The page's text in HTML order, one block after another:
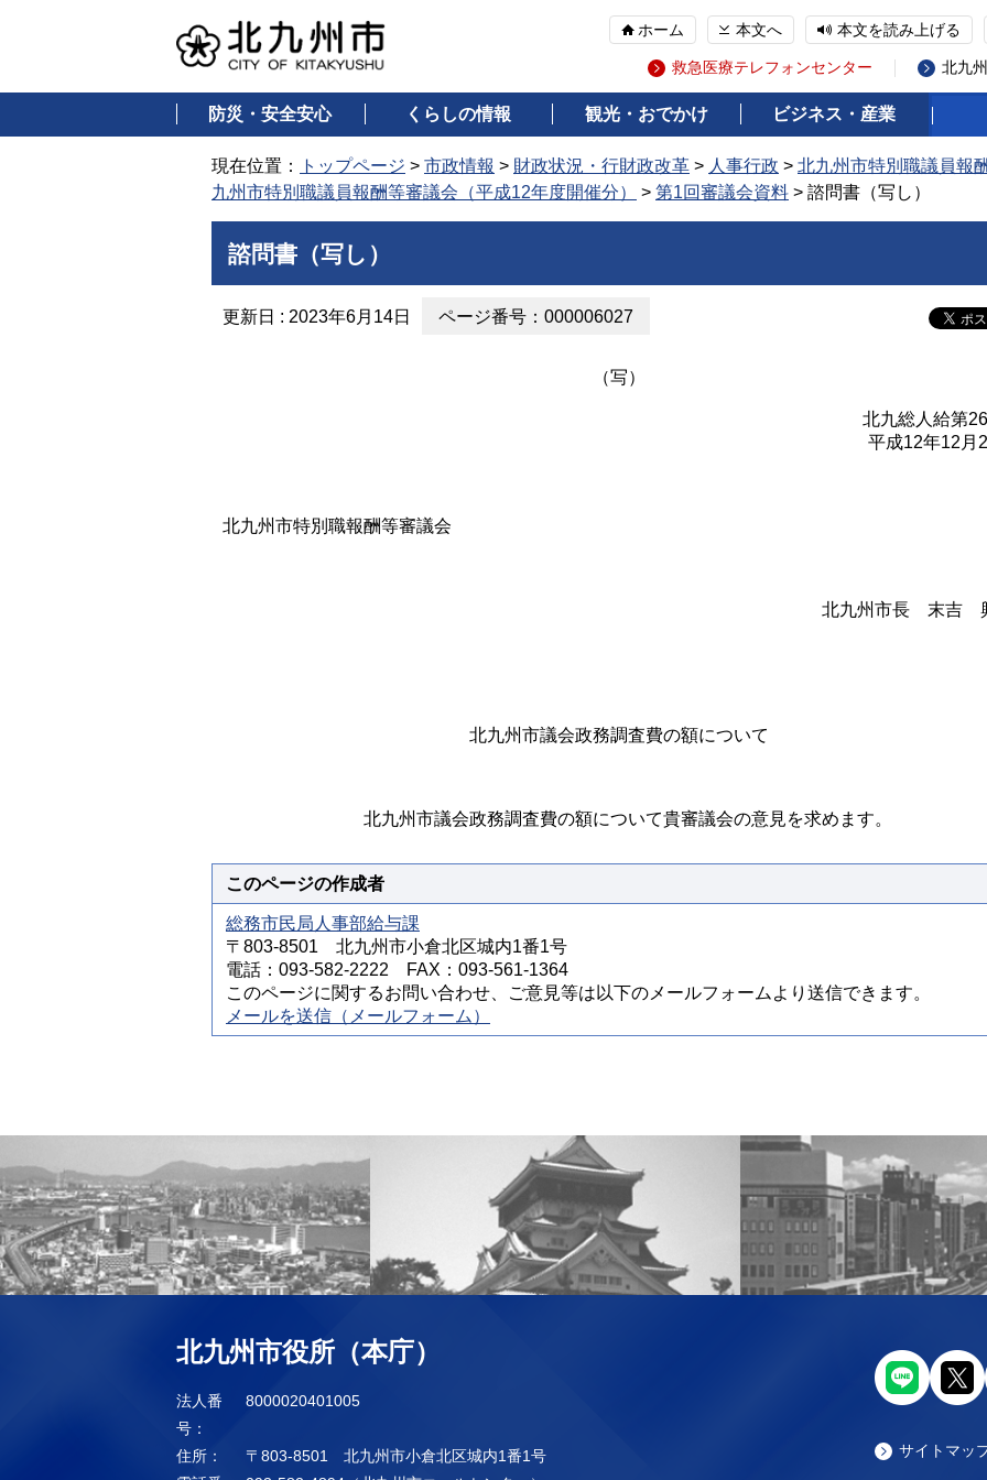
ホーム 本文へ 本文を読み上げる
救急医療テレフォンセンター 北九
防災・安全安心 くらしの情報 観光・おでかけ ビジネス・産業
現在位置： トップページ > 市政情報 > 財政状況・行財政改革 > 人事行政 > 北九州市特別職議員報
九州市特別職議員報酬等審議会（平成12年度開催分）
> 第1回審議会資料 > 諮問書（写し）
諮問書（写し）
更新日 : 2023年6月14日 ページ番号：000006027
（写）
北九総人給第
平成12年12月
北九州市特別職報酬等審議会
北九州市長 末吉
北九州市議会政務調査費の額について
北九州市議会政務調査費の額について貴審議会の意見を求めます。
このページの作成者
総務市民局人事部給与課
〒803-8501 北九州市小倉北区城内1番1号
電話：093-582-2222 FAX：093-561-1364
このページに関するお問い合わせ、ご意見等は以下のメールフォームより送信できます。
メールを送信（メールフォーム）
北九州市役所（本庁）
法人番
号：
8000020401005
住所：
〒803-8501 北九州市小倉北区城内1番1号
サイトマッ